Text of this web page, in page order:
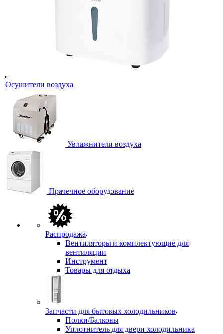
Осушители воздуха
Увлажнители воздуха
Прачечное оборудование
Распродажа
Вентиляторы и комплектующие для
вентиляции
Инструмент
Товары для отдыха
Запчасти для бытовых холодильников
Полки/Балконы
Уплотнитель для двери холодильника